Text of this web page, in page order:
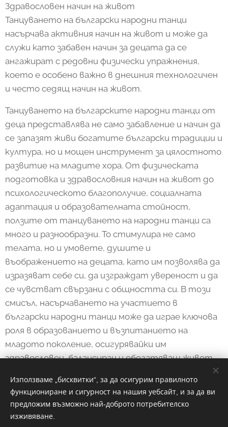
Здравословен начин на живот
Танцуването на български народни танци
насърчава активния начин на живот и може да
служи като забавен начин за децата да се
ангажират с редовни физически упражнения,
което е особено важно в днешния технологичен
и често седящ начин на живот.
Танцуването на българските народни танци от
деца представлява не само забавление и начин да
се запазят живи богатите български традиции и
култура, но и мощен инструмент за цялостното
развитие на младите хора. От физическата
подготовка и здравословния начин на живот до
психологическото благополучие, социалната
адаптация и образователната стойност,
ползите от танцуването на народни танци са
много и разнообразни. То стимулира не само
телата, но и умовете, душите и
въображението на децата, като им позволява да
изразяват себе си, да изграждат увереност и да
се чувстват свързани с общността си. В този
смисъл, насърчаването на участието в
български народни танци може да играе ключова
роля в образованието и възпитанието на
младото поколение, осигурявайки им
здравословен, балансиран и обогатяващ живот.
Share
Използваме „бисквитки“, за да осигурим правилното
функциониране и сигурност на нашия уебсайт, и за да ви
предложим възможно най-доброто потребителско
изживяване.